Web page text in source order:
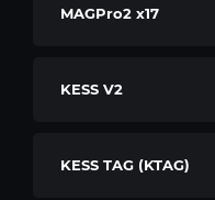
MAGPro2 x17
KESS V2
KESS TAG (KTAG)